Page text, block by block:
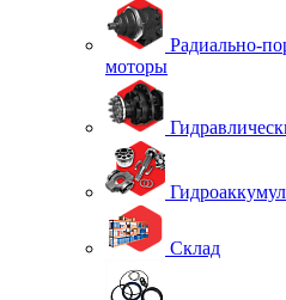
Радиально-
моторы
Склад